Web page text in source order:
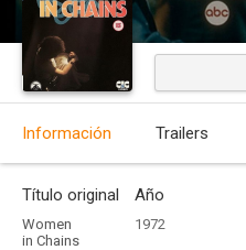
Información Trailers
Título original
Women
in Chains
Año
1972